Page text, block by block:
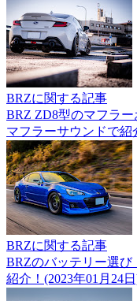
BRZに関する記事
BRZ ZD8型のマフラ
マフラーサウンドで紹
BRZに関する記事
BRZのバッテリー選び
紹介！(2023年01月24